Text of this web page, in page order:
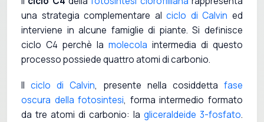
una strategia complementare alciclo di Calvin ed
interviene in alcune famiglie di piante. Si definisce
ciclo C4 perchè la molecola intermedia di questo
processo possiede quattro atomi di carbonio.
Ilciclo di Calvin, presente nella cosiddettafase
oscura della fotosintesi, forma intermedio formato
da tre atomi di carbonio: la gliceraldeide 3-fosfato.